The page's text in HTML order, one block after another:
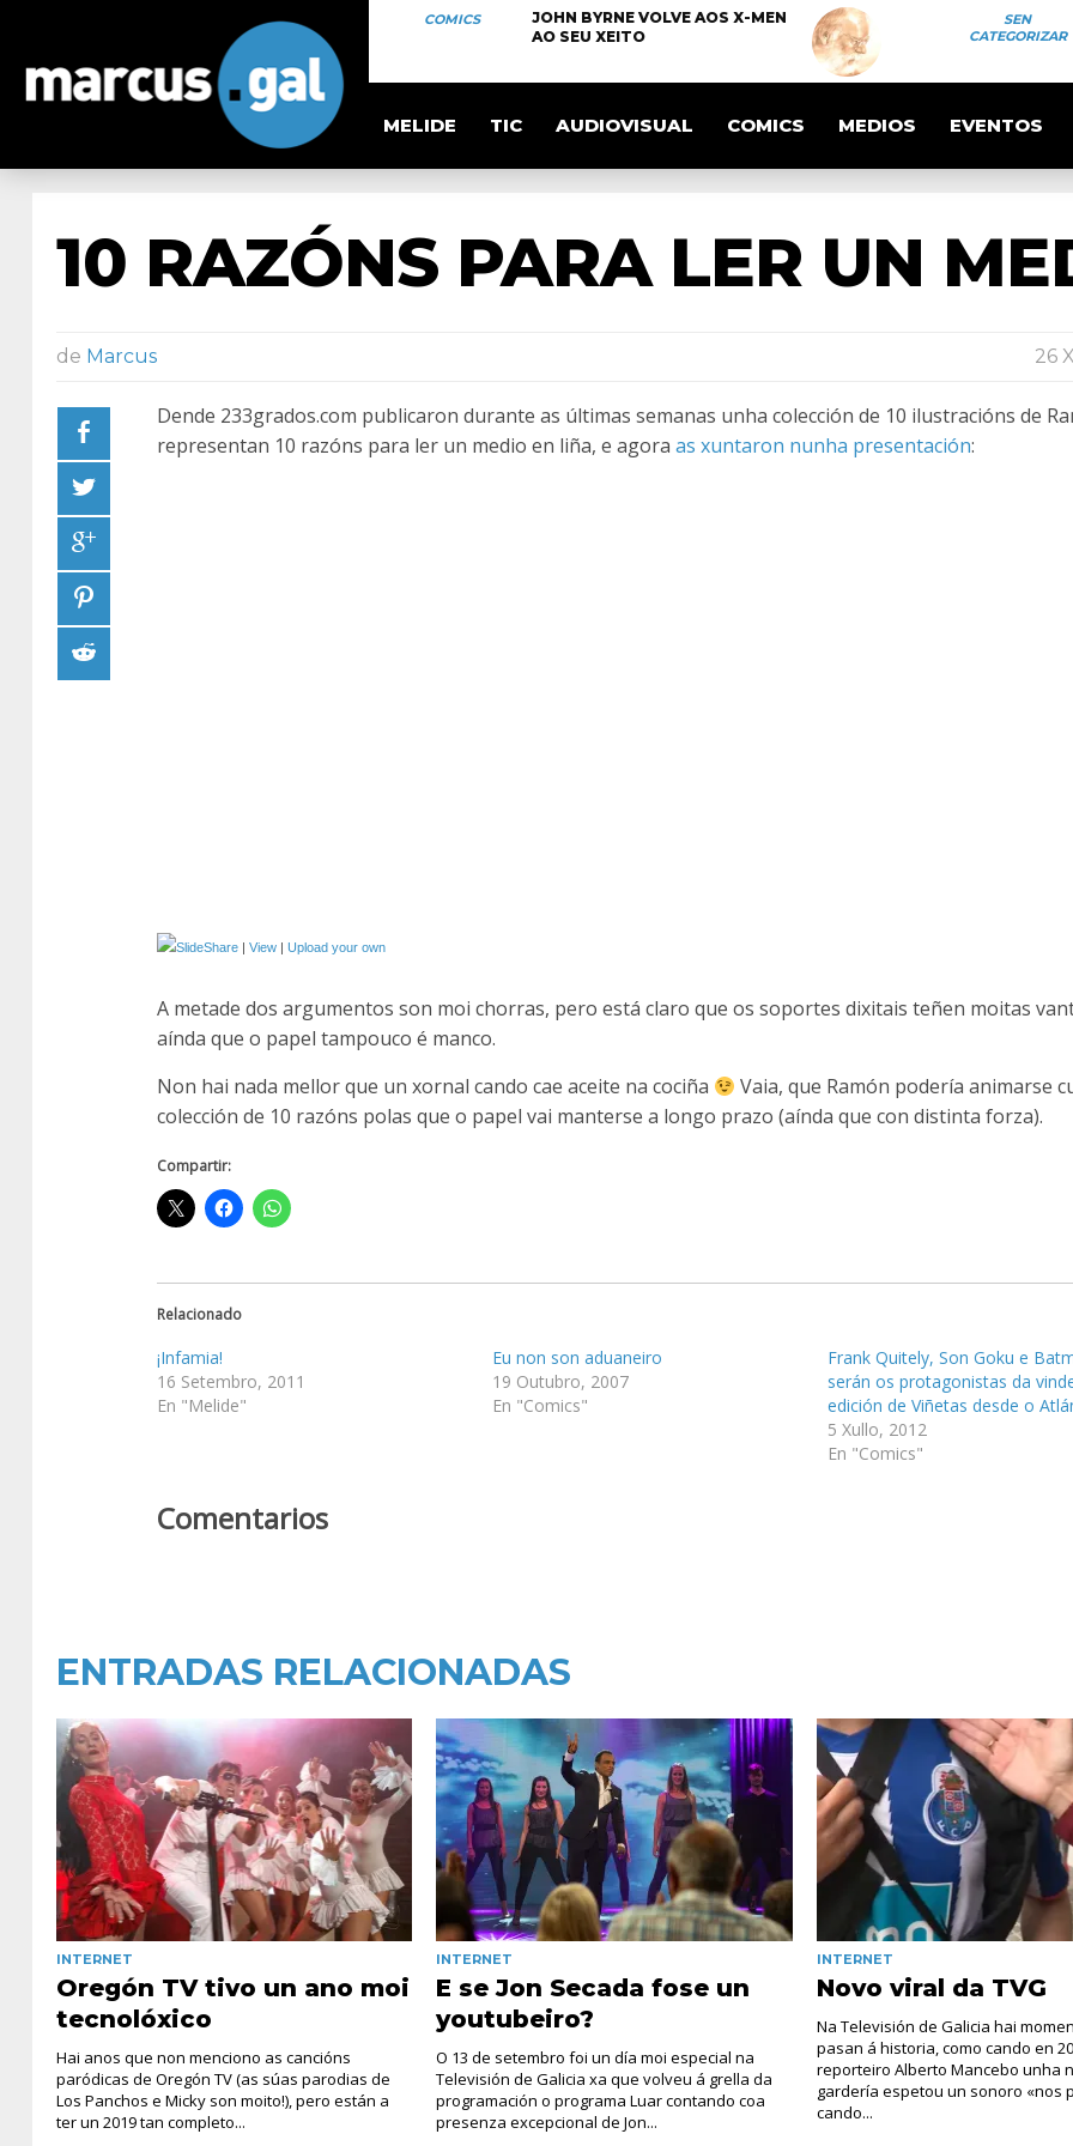
COMICS
JOHN BYRNE VOLVE AOS X-MEN
AO SEU XEITO
SEN
CATEGORIZAR
MELIDE TIC AUDIOVISUAL COMICS MEDIOS EVENTOS
10 RAZÓNS PARA LER UN
de Marcus 26
Dende 233grados.com publicaron durante as últimas semanas unha colección de 10 ilustracións de
representan 10 razóns para ler un medio en liña, e agora as xuntaron nunha presentación:
| View | Upload your own
A metade dos argumentos son moi chorras, pero está claro que os soportes dixitais teñen moitas
aínda que o papel tampouco é manco.
Non hai nada mellor que un xornal cando cae aceite na cociña
Vaia, que Ramón podería animarse
colección de 10 razóns polas que o papel vai manterse a longo prazo (aínda que con distinta forza).
Compartir:
Relacionado
¡Infamia!
16 Setembro, 2011
En "Melide"
Eu non son aduaneiro
19 Outubro, 2007
En "Comics"
Frank Quitely, Son Goku e
serán os protagonistas da
edición de Viñetas desde o
5 Xullo, 2012
En "Comics"
Comentarios
ENTRADAS RELACIONADAS
INTERNET
Oregón TV tivo un ano moi
tecnolóxico
Hai anos que non menciono as cancións
paródicas de Oregón TV (as súas parodias de
Los Panchos e Micky son moito!), pero están a
ter un 2019 tan completo...
INTERNET
E se Jon Secada fose un
youtubeiro?
O 13 de setembro foi un día moi especial na
Televisión de Galicia xa que volveu á grella da
programación o programa Luar contando coa
presenza excepcional de Jon...
INTERNET
Novo viral da TVG
Na Televisión de Galicia hai
pasan á historia, como cando en
reporteiro Alberto Mancebo unha
gardería espetou un sonoro «nos
cando...